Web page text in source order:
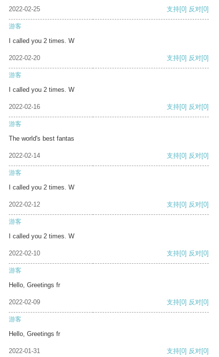
2022-02-25 支持[0] 反对[0]
游客
I called you 2 times. W
2022-02-20 支持[0] 反对[0]
游客
I called you 2 times. W
2022-02-16 支持[0] 反对[0]
游客
The world's best fantas
2022-02-14 支持[0] 反对[0]
游客
I called you 2 times. W
2022-02-12 支持[0] 反对[0]
游客
I called you 2 times. W
2022-02-10 支持[0] 反对[0]
游客
Hello, Greetings fr
2022-02-09 支持[0] 反对[0]
游客
Hello, Greetings fr
2022-01-31 支持[0] 反对[0]